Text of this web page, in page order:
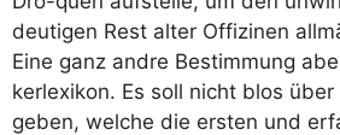
deu­ti­gen Rest alter Offi­zi­nen
Eine ganz and­re Bestim­mung
ker­le­xi­kon. Es soll nicht blos
geben, wel­che die ers­ten und